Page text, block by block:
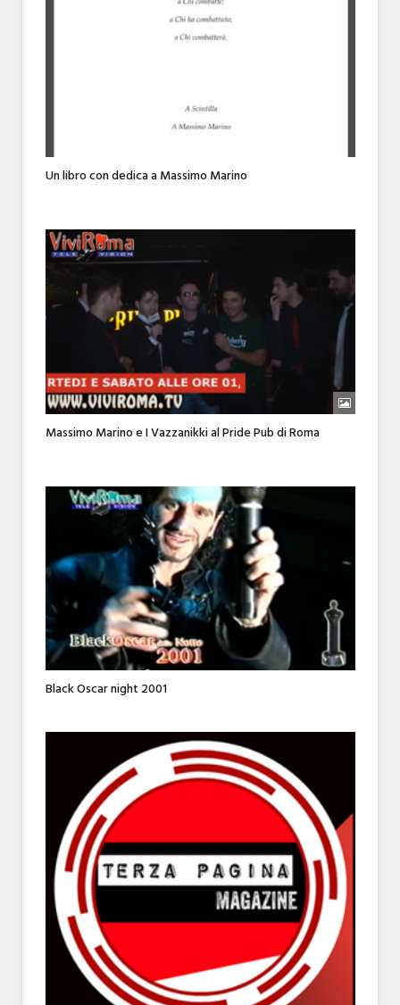
Un libro con dedica a Massimo Marino
Massimo Marino e I Vazzanikki al Pride Pub di Roma
Black Oscar night 2001